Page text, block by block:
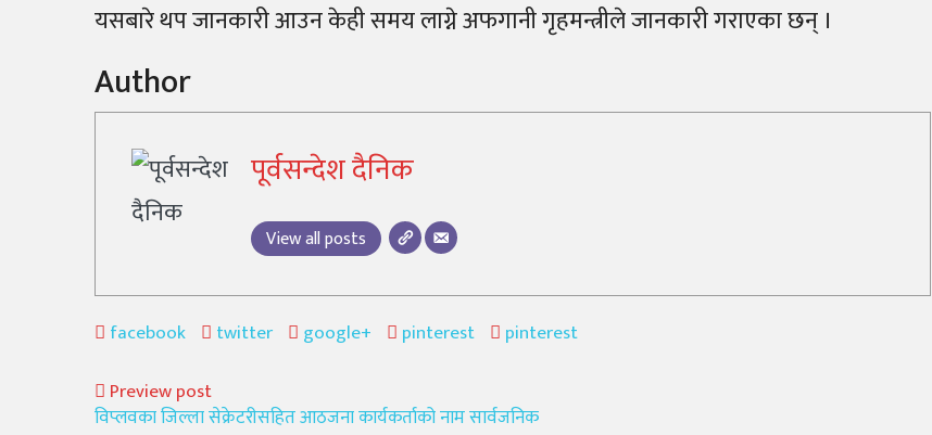
यसबारे थप जानकारी आउन केही समय लाग्ने अफगानी गृहमन्त्रीले जानकारी गराएका छन् ।
Author
पूर्वसन्देश दैनिक
View all posts
facebook twitter google+ pinterest
pinterest
Preview post
विप्लवका जिल्ला सेक्रेटरीसहित आठजना कार्यकर्ताको नाम सार्वजनिक